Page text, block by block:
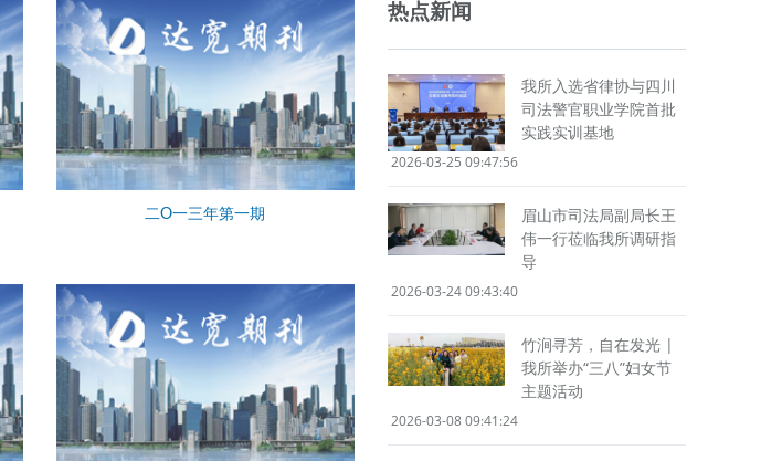
二O一三年第一期
热点新闻
我所入选省律协与四川
司法警官职业学院首批
实践实训基地
2026-03-25 09:47:56
眉山市司法局副局长王
伟一行莅临我所调研指
导
2026-03-24 09:43:40
竹涧寻芳，自在发光 |
我所举办“三八”妇女节
主题活动
2026-03-08 09:41:24